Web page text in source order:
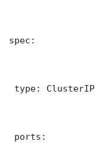
spec:
type: ClusterIP
ports: